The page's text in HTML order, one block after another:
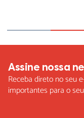
Assine nossa
Receba direto no seu
importantes para o